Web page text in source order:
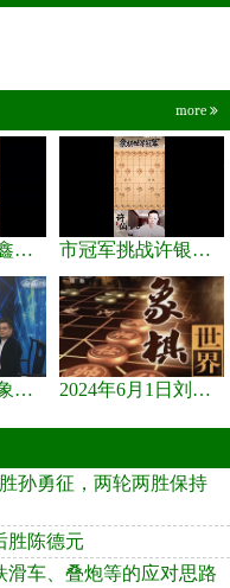
more
郭中基大战赵鑫鑫，许银川激情讲解 市冠军挑战许银川，急进中兵变化真激烈！
2024年6月8日象棋世界，刘君、蒋川讲解了第九届杨官璘杯全国象棋... 2024年6月1日刘君、蒋川讲解第三届上海杯象棋大师赛谢靖与李少庚...
孙勇征，两轮两胜保持
胜陈德元
车、叠炮等的应对思路